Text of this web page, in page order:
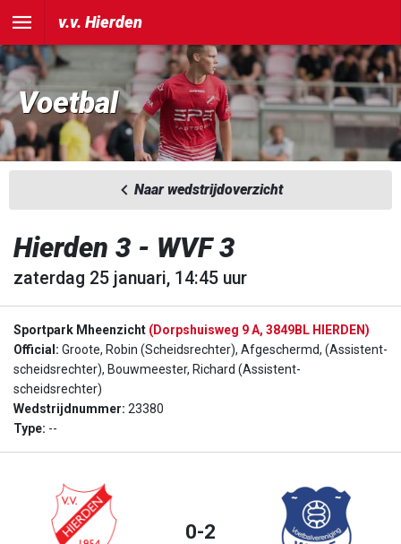
v.v. Hierden
Voetbal
Naar wedstrijdoverzicht
Hierden 3 - WVF 3
zaterdag 25 januari, 14:45 uur
Sportpark Mheenzicht (Dorpshuisweg 9 A, 3849BL HIERDEN)
Official: Groote, Robin (Scheidsrechter), Afgeschermd, (Assistent-
scheidsrechter), Bouwmeester, Richard (Assistent-
scheidsrechter)
Wedstrijdnummer: 23380
Type: --
0-2